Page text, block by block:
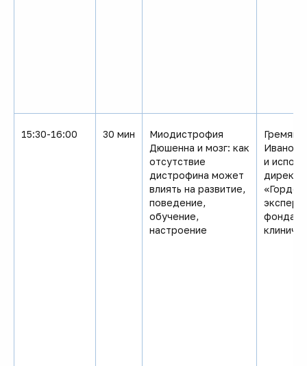
15:30-16:00 30 мин
Миодистрофия
Дюшенна и мозг: как
отсутствие
дистрофина может
влиять на развитие,
поведение,
обучение,
настроение
и
фонда